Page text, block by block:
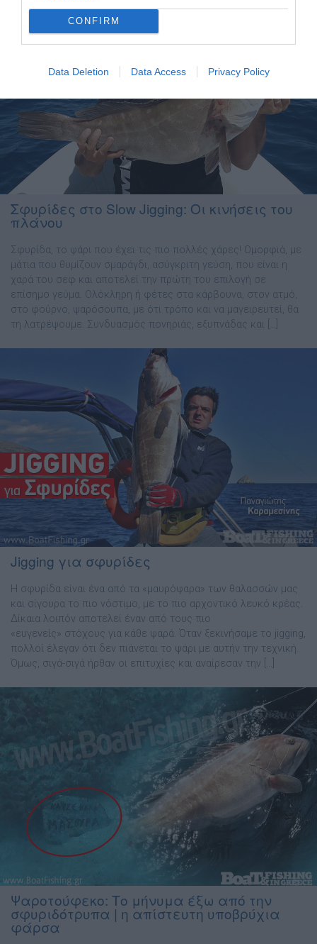
CONFIRM
Data Deletion Data Access Privacy Policy
Σφυρίδες στο Slow Jigging: Οι κινήσεις του
πλάνου
Σφυρίδα, το ψάρι που έχει τις πιο πολλές χάρες! Οµορφιά, µε
µάτια που θυµίζουν σµαράγδι, ασύγκριτη γεύση, που είναι η
χαρά του σεφ και αποτελεί την πρώτη του επιλογή σε
επίσηµο γεύµα. Ολόκληρη ή φέτες στα κάρβουνα, στον ατµό,
στο φούρνο, ψαρόσουπα, µε ότι τρόπο και να µαγειρευτεί, θα
τη λατρέψουµε. Συνδυασµός πονηριάς, εξυπνάδας και […]
Jigging για σφυρίδες
Η σφυρίδα είναι ένα από τα «µαυρόψαρα» των θαλασσών µας
και σίγουρα το πιο νόστιµο, µε το πιο αρχοντικό λευκό κρέας.
∆ίκαια λοιπόν αποτελεί έναν από τους πιο
«ευγενείς» στόχους για κάθε ψαρά. Όταν ξεκινήσαµε το jigging,
πολλοί έλεγαν ότι δεν πιάνεται το ψάρι µε αυτήν την τεχνική.
Όµως, σιγά-σιγά ήρθαν οι επιτυχίες και αναίρεσαν την […]
Ψαροτούφεκο: Το μήνυμα έξω από την
σφυριδότρυπα | η απίστευτη υποβρύχια
φάρσα